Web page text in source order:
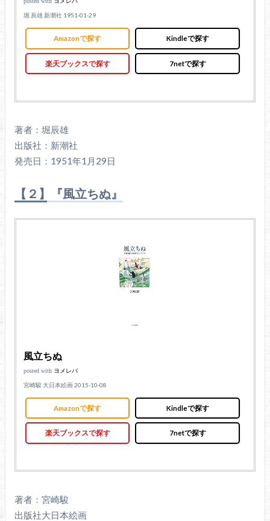
堀 辰雄 新潮社 1951-01-29
Amazonで探す Kindleで探す
楽天ブックスで探す 7netで探す
著者：堀辰雄
出版社：新潮社
発売日：1951年1月29日
【２】『風立ちぬ』
風立ちぬ
posted with ヨメレバ
宮崎駿 大日本絵画 2015-10-08
Amazonで探す Kindleで探す
楽天ブックスで探す 7netで探す
著者：宮崎駿
出版社大日本絵画